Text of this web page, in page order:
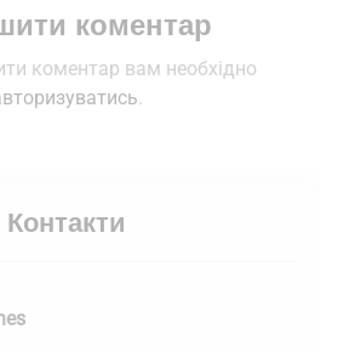
коментар
коментар вам необхідно
.
Контакти